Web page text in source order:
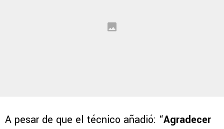
A pesar de que el técnico añadió: “Agradecer